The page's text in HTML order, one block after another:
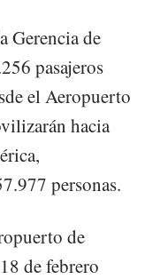
Gerencia de
pasajeros
el Aeropuerto
hacia
personas.
de
de febrero